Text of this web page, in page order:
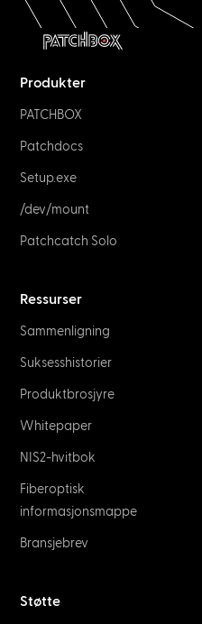
Produkter
PATCHBOX
Patchdocs
Setup.exe
/dev/mount
Patchcatch Solo
Ressurser
Sammenligning
Suksesshistorier
Produktbrosjyre
Whitepaper
NIS2-hvitbok
Fiberoptisk
informasjonsmappe
Bransjebrev
Støtte